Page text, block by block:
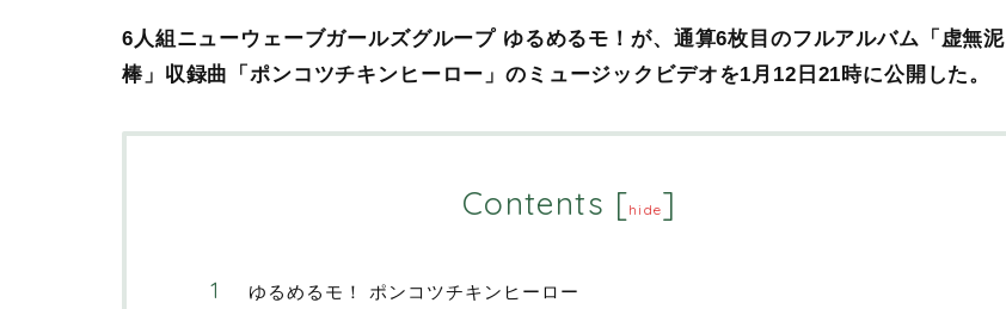
6人組ニューウェーブガールズグループ ゆるめるモ！が、通算6枚目のフルアルバム「虚無泥
棒」収録曲「ポンコツチキンヒーロー」のミュージックビデオを1月12日21時に公開した。
Contents [hide]
ゆるめるモ！ ポンコツチキンヒーロー